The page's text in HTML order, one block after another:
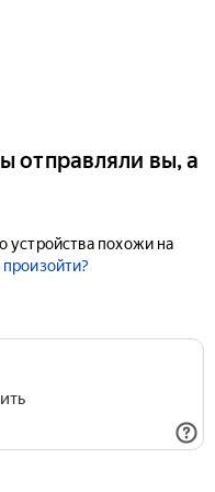
отправляли вы, а
устройства похожи на